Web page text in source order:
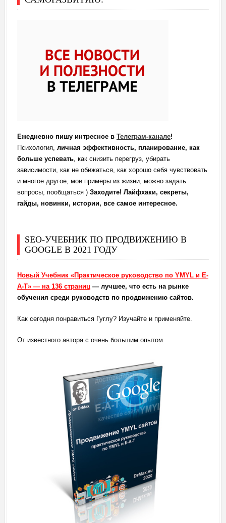
Ежедневно пишу интресное в Телеграм-канале!
Психология, личная эффективность, планирование, как
больше успевать, как снизить перегруз, убирать
зависимости, как не обижаться, как хорошо себя чувствовать
и многое другое, мои примеры из жизни, можно задать
вопросы, пообщаться ) Заходите! Лайфхаки, секреты,
гайды, новинки, истории, все самое интересное.
SEO-УЧЕБНИК ПО ПРОДВИЖЕНИЮ В
GOOGLE В 2021 ГОДУ
Новый Учебник «Практическое руководство по YMYL и E-
A-T» — на 136 страниц— лучшее, что есть на рынке
обучения среди руководств по продвижению сайтов.
Как сегодня понравиться Гуглу? Изучайте и применяйте.
От известного автора с очень большим опытом.